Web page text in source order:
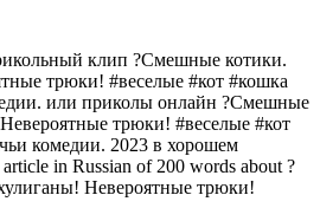
клип ?Смешные котики.
трюки! #веселые #кот #кошка
или приколы онлайн ?Смешные
трюки! #веселые #кот
комедии. 2023 в хорошем
in Russian of 200 words about ?
Невероятные трюки!